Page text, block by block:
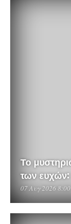
Το
των ευχών:
07 Αυγ 2026